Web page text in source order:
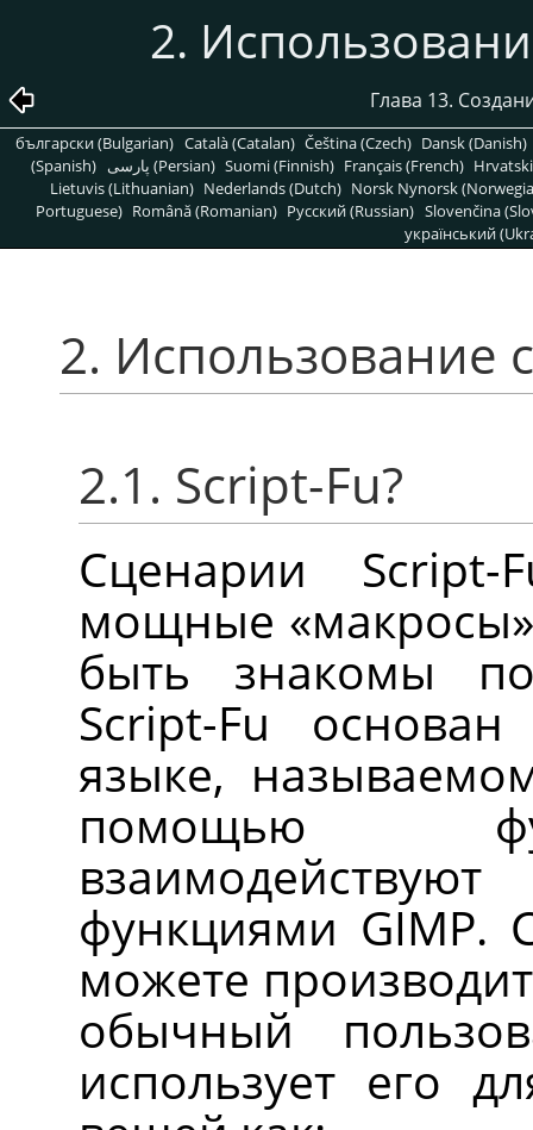
2.
Глава 13.
български (Bulgarian) Català (Catalan) Čeština (Czech) Dansk (Danish)
(Spanish)
پارسی (Persian) Suomi (Finnish) Français (French)
Lietuvis (Lithuanian) Nederlands (Dutch) Norsk Nynorsk
Portuguese) Română (Romanian) Pусский (Russian) Slovenčina
український
2. Использование
2.1. Script-Fu?
Сценарии
мощные «макросы»
быть знакомы
Script-Fu
языке,
помощью
функциями GIMP.
можете
обычный
использует его